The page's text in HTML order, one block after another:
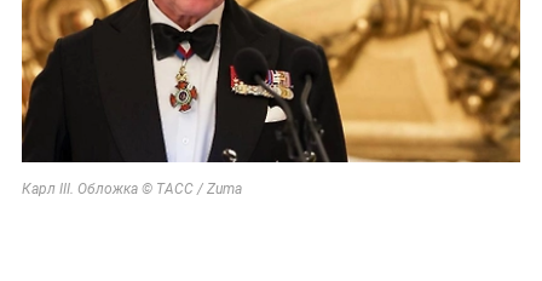
Карл III. Обложка © ТАСС / Zuma